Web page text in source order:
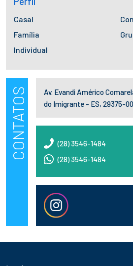
Casal
Família
Individual
CONTATOS
Av. Evandi Américo
do Imigrante - ES, 29375-
(28) 3546-1484
(28) 3546-1484